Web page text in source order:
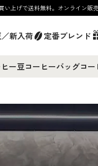
い上げで送料無料。オンライン販
新入荷 定番ブレンド
ー豆コーヒーバッグコ